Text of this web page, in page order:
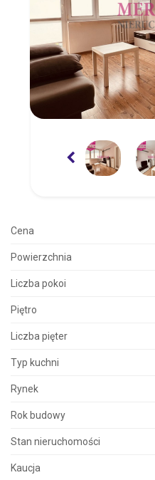
Cena
Powierzchnia
Liczba pokoi
Piętro
Liczba pięter
Typ kuchni
Rynek
Rok budowy
Stan nieruchomości
Kaucja